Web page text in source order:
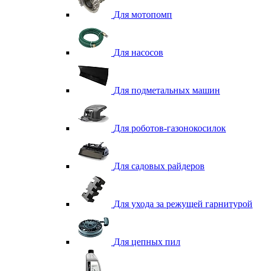
Для мотопомп
Для насосов
Для подметальных машин
Для роботов-газонокосилок
Для садовых райдеров
Для ухода за режущей гарнитурой
Для цепных пил